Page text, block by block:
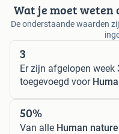
Wat je moet
De onderstaande waarden
3
Er zijn afgelopen week
toegevoegd voor
50%
Van alle Human